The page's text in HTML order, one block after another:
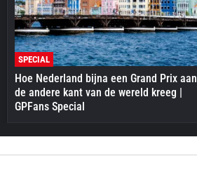
SPECIAL
Hoe Nederland bijna een Grand Prix aan
de andere kant van de wereld kreeg |
GPFans Special